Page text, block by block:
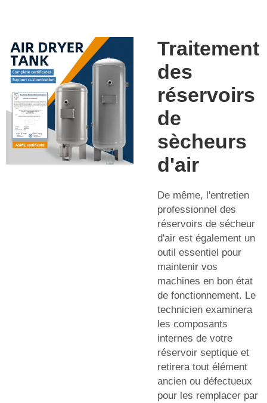
Traitement
des
réservoirs
de
sècheurs
d'air
De même, l'entretien
professionnel des
réservoirs de sécheur
d'air est également un
outil essentiel pour
maintenir vos
machines en bon état
de fonctionnement. Le
technicien examinera
les composants
internes de votre
réservoir septique et
retirera tout élément
ancien ou défectueux
pour les remplacer par